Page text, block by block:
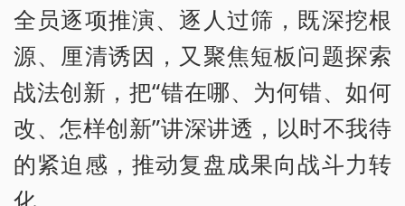
全员逐项推演、逐人过筛，既深挖根
源、厘清诱因，又聚焦短板问题探索
战法创新，把“错在哪、为何错、如何
改、怎样创新”讲深讲透，以时不我待
的紧迫感，推动复盘成果向战斗力转
化。